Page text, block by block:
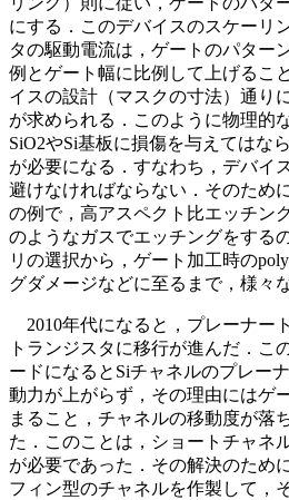
にする．このデバイスのスケーリ
タの駆動電流は，ゲートのパター
例とゲート幅に比例して上げるこ
イスの設計（マスクの寸法）通り
が求められる．このように物理的
SiO2やSi基板に損傷を与えてはな
が必要になる．すなわち，デバイ
避けなければならない．そのため
の例で，高アスペクト比エッチン
のようなガスでエッチングをする
リの選択から，ゲート加工時の
グダメージなどに至るまで，様々
2010年代になると，プレーナー
トランジスタに移行が進んだ．こ
ードになるとSiチャネルのプレー
動力が上がらず，その理由にはゲ
まること，チャネルの移動度が落
た．このことは，ショートチャネ
が必要であった．その解決のため
フィン型のチャネルを作製して，